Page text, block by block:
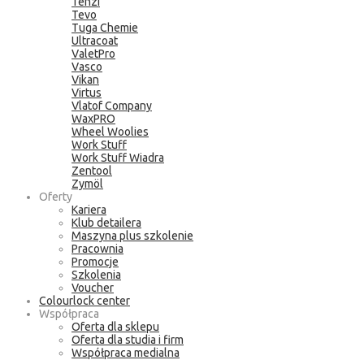
Tevo
Tuga Chemie
Ultracoat
ValetPro
Vasco
Vikan
Virtus
Vlatof Company
WaxPRO
Wheel Woolies
Work Stuff
Work Stuff Wiadra
Zentool
Zymöl
Oferty
Kariera
Klub detailera
Maszyna plus szkolenie
Pracownia
Promocje
Szkolenia
Voucher
Colourlock center
Współpraca
Oferta dla sklepu
Oferta dla studia i firm
Współpraca medialna